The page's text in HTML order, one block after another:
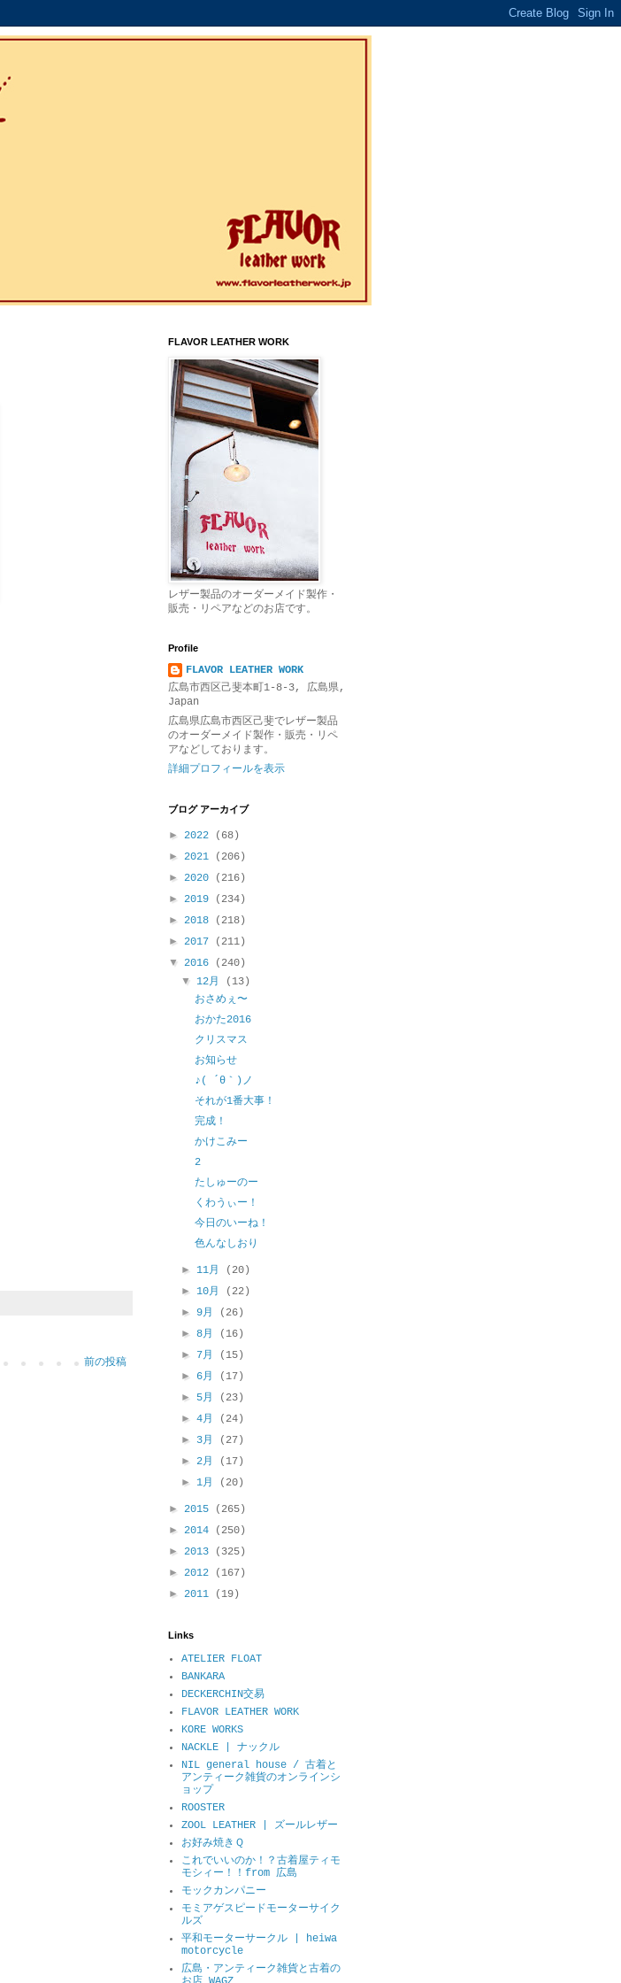
前の投稿
FLAVOR LEATHER WORK
レザー製品のオーダーメイド製作・
販売・リペアなどのお店です。
Profile
FLAVOR LEATHER WORK
広島市西区己斐本町1-8-3, 広島県,
Japan
広島県広島市西区己斐でレザー製品
のオーダーメイド製作・販売・リペ
アなどしております。
詳細プロフィールを表示
ブログ アーカイブ
► 2022
(68)
► 2021
(206)
► 2020
(216)
► 2019
(234)
► 2018
(218)
► 2017
(211)
▼ 2016
(240)
▼12月
(13)
おさめぇ〜
おかた2016
クリスマス
お知らせ
♪( ´θ｀)ノ
それが1番大事！
完成！
かけこみー
2
たしゅーのー
くわうぃー！
今日のいーね！
色んなしおり
►11月
(20)
►10月
(22)
►9月
(26)
►8月
(16)
► 7月
(15)
► 6月
(17)
► 5月
(23)
►4月
(24)
► 3月
(27)
►2月
(17)
►1月 (20)
► 2015
(265)
► 2014
(250)
► 2013
(325)
► 2012
(167)
► 2011 (19)
Links
ATELIER FLOAT
BANKARA
DECKERCHIN交易
FLAVOR LEATHER WORK
KORE WORKS
NACKLE | ナックル
NIL general house / 古着と
アンティーク雑貨のオンラインシ
ョップ
ROOSTER
ZOOL LEATHER | ズールレザー
お好み焼きＱ
これでいいのか！？古着屋ティモ
モシィー！！from 広島
モックカンパニー
モミアゲスピードモーターサイク
ルズ
平和モーターサークル | heiwa
motorcycle
広島・アンティーク雑貨と古着の